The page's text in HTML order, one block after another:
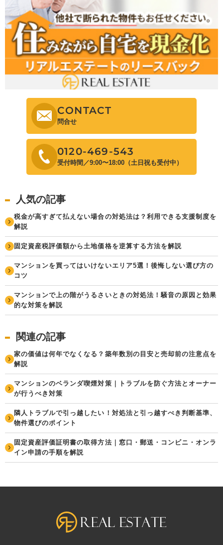
CONTACT
問合せ
0120-469-543
受付時間／9:00〜18:00（土日祝も受付中）
人気の記事
税金が高すぎて払えない場合の対処法は？利用できる支援制度を
解説
固定資産税評価額から土地価格を逆算する方法を解説
マンションを買ってはいけないエリア5選！後悔しない選び方の
コツ
マンションで上の階がうるさいときの対処法！騒音の原因と効果
的な対策を解説
関連の記事
家の価値は何年でなくなる？築年数別の目安と売却前の注意点を
解説
マンションのベランダ喫煙対策｜トラブルを防ぐ方法とオーナー
が行うべき対策
隣人トラブルで引っ越したい！対処法と引っ越すべき判断基準、
物件選びのポイント
固定資産評価証明書の取得方法｜窓口・郵送・コンビニ・オンラ
イン申請の手順を解説